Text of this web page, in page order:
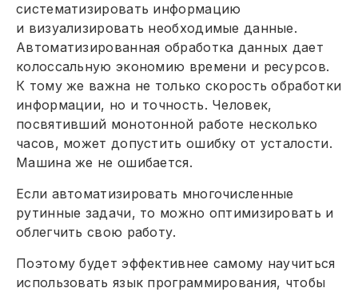
систематизировать информацию
и визуализировать необходимые данные.
Автоматизированная обработка данных дает
колоссальную экономию времени и ресурсов.
К тому же важна не только скорость обработки
информации, но и точность. Человек,
посвятивший монотонной работе несколько
часов, может допустить ошибку от усталости.
Машина же не ошибается.
Если автоматизировать многочисленные
рутинные задачи, то можно оптимизировать и
облегчить свою работу.
Поэтому будет эффективнее самому научиться
использовать язык программирования, чтобы